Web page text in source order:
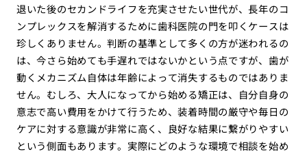
退いた後のセカンドライフを充実させたい世代が、長年のコ
ンプレックスを解消するために歯科医院の門を叩くケースは
珍しくありません。判断の基準として多くの方が迷われるの
は、今さら始めても手遅れではないかという点ですが、歯が
動くメカニズム自体は年齢によって消失するものではありま
せん。むしろ、大人になってから始める矯正は、自分自身の
意志で高い費用をかけて行うため、装着時間の厳守や毎日の
ケアに対する意識が非常に高く、良好な結果に繋がりやすい
という側面もあります。実際にどのような環境で相談を始め